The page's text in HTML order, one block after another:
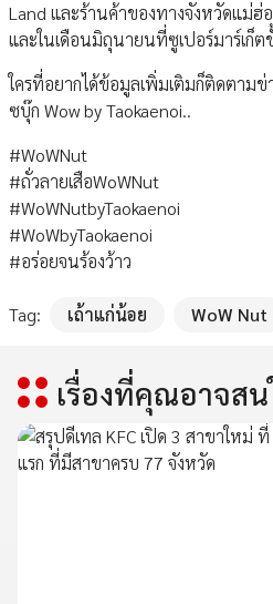
Land และร้านค้าของทางจังหวัดแม่
และในเดือนมิถุนายนที่ซูเปอร์มาร์เก็
ใครที่อยากได้ข้อมูลเพิ่มเติมก็ติดตามข่
ซบุ๊ก Wow by Taokaenoi..
#WoWNut
#ถั่วลายเสือWoWNut
#WoWNutbyTaokaenoi
#WoWbyTaokaenoi
#อร่อยจนร้องว้าว
Tag: เถ้าแก่น้อย WoW Nut
เรื่องที่คุณอาจสน